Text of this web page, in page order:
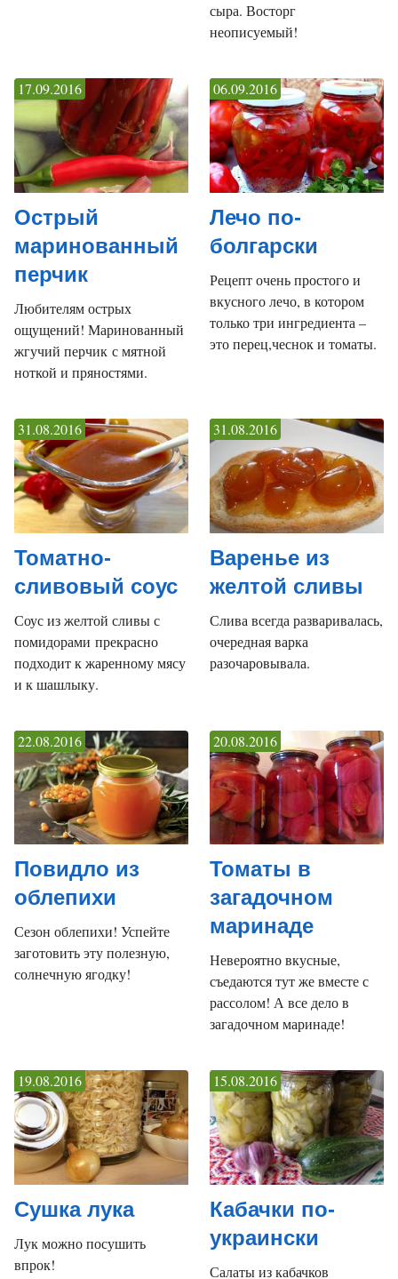
сыра. Восторг
неописуемый!
Острый
маринованный
перчик
17.09.2016
Любителям острых
ощущений! Маринованный
жгучий перчик с мятной
ноткой и пряностями.
Лечо по-
болгарски
06.09.2016
Рецепт очень простого и
вкусного лечо, в котором
только три ингредиента –
это перец,чеснок и томаты.
Томатно-
сливовый соус
31.08.2016
Соус из желтой сливы с
помидорами прекрасно
подходит к жаренному мясу
и к шашлыку.
Варенье из
желтой сливы
31.08.2016
Слива всегда разваривалась,
очередная варка
разочаровывала.
Повидло из
облепихи
22.08.2016
Сезон облепихи! Успейте
заготовить эту полезную,
солнечную ягодку!
Томаты в
загадочном
маринаде
20.08.2016
Невероятно вкусные,
съедаются тут же вместе с
рассолом! А все дело в
загадочном маринаде!
Сушка лука
19.08.2016
Лук можно посушить
впрок!
Кабачки по-
украински
15.08.2016
Салаты из кабачков